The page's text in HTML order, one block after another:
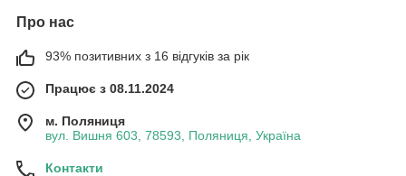
Про нас
93% позитивних з 16 відгуків за рік
Працює з 08.11.2024
м. Поляниця
вул. Вишня 603, 78593, Поляниця, Україна
Контакти